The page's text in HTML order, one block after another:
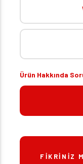
Ürün Hakkında
FIKRINIZ